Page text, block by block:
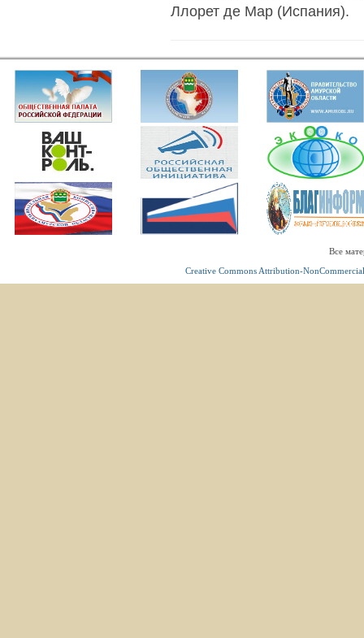
Ллорет де Мар (Испания).
Все
Creative Commons Attribution-